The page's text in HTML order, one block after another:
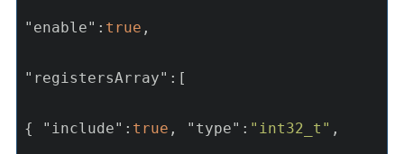
"enable" : true ,
"registersArray" :[
{ "include" : true , "type" : "int32_t" ,